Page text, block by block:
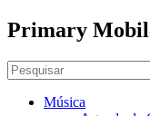
Primary
Música